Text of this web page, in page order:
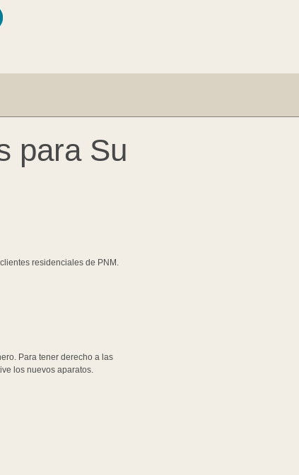
para Su
residenciales de PNM.
Para tener derecho a las
los nuevos aparatos.